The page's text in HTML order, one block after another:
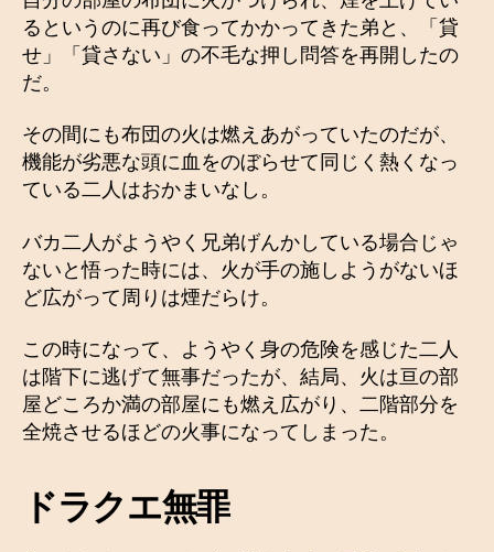
るというのに再び食ってかかってきた弟と、「貸
せ」「貸さない」の不毛な押し問答を再開したの
だ。
その間にも布団の火は燃えあがっていたのだが、
機能が劣悪な頭に血をのぼらせて同じく熱くなっ
ている二人はおかまいなし。
バカ二人がようやく兄弟げんかしている場合じゃ
ないと悟った時には、火が手の施しようがないほ
ど広がって周りは煙だらけ。
この時になって、ようやく身の危険を感じた二人
は階下に逃げて無事だったが、結局、火は亘の部
屋どころか満の部屋にも燃え広がり、二階部分を
全焼させるほどの火事になってしまった。
ドラクエ無罪